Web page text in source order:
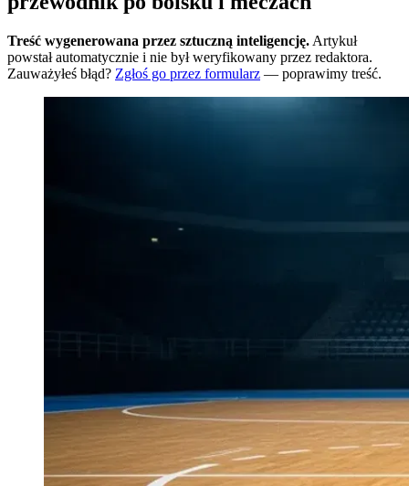
Treść wygenerowana przez sztuczną inteligencję. Artykuł
powstał automatycznie i nie był weryfikowany przez redaktora.
Zauważyłeś błąd? Zgłoś go przez formularz — poprawimy treść.